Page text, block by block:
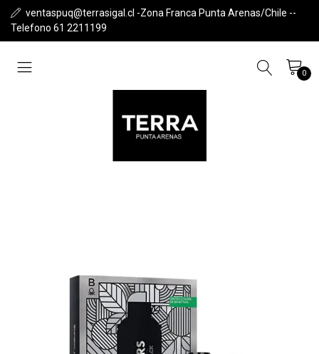
ventaspuq@terrasigal.cl -Zona Franca Punta Arenas/Chile --
Telefono 61 2211199
0